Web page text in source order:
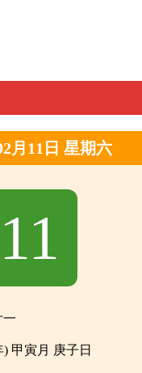
月11日 星期六
一
甲寅月 庚子日